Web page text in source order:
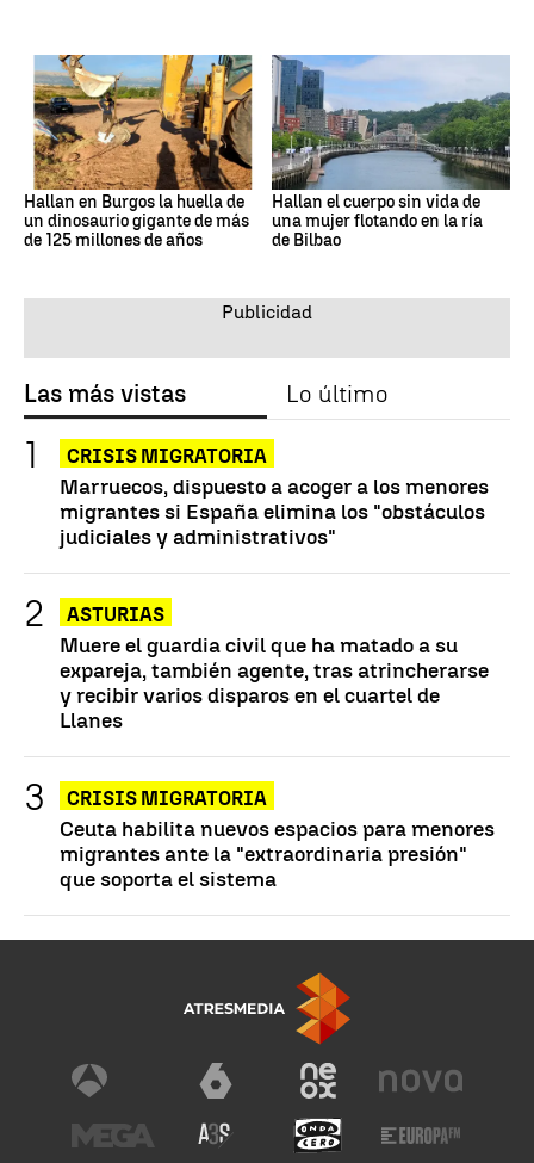
Hallan en Burgos la huella de
un dinosaurio gigante de más
de 125 millones de años
Hallan el cuerpo sin vida de
una mujer flotando en la ría
de Bilbao
Las más vistas Lo último
CRISIS MIGRATORIA
Marruecos, dispuesto a acoger a los menores
migrantes si España elimina los "obstáculos
judiciales y administrativos"
ASTURIAS
Muere el guardia civil que ha matado a su
expareja, también agente, tras atrincherarse
y recibir varios disparos en el cuartel de
Llanes
CRISIS MIGRATORIA
Ceuta habilita nuevos espacios para menores
migrantes ante la "extraordinaria presión"
que soporta el sistema